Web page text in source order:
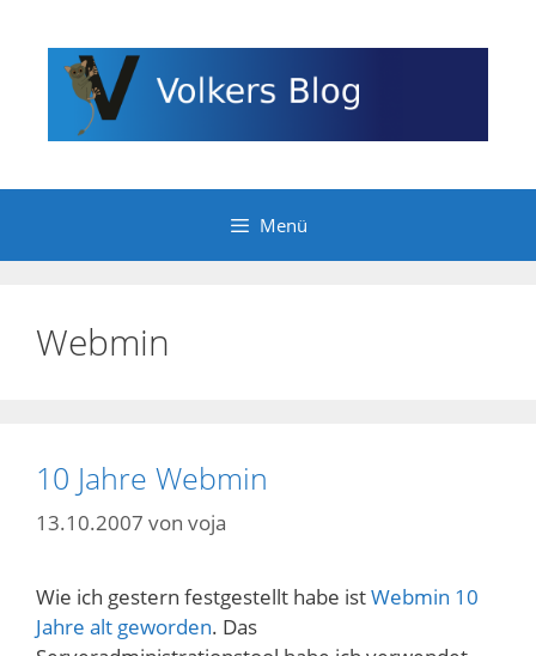
Inhalt
springen
Menü
Webmin
10 Jahre Webmin
13.10.2007 von voja
Wie ich gestern festgestellt habe istWebmin 10
Jahre alt geworden. Das